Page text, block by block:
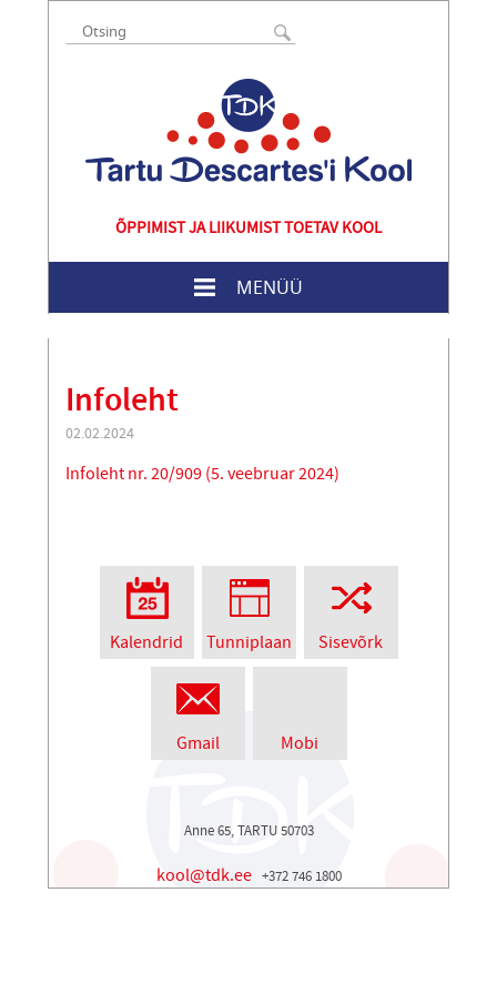
ÕPPIMIST JA LIIKUMIST TOETAV KOOL
MENÜÜ
Infoleht
02.02.2024
Infoleht nr. 20/909 (5. veebruar 2024)
Kalendrid Tunniplaan Sisevõrk
Gmail Mobi
Anne 65, TARTU 50703
kool@tdk.ee +372 746 1800